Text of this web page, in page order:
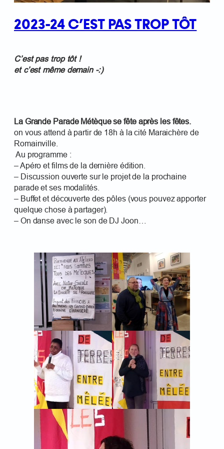
2023-24 C’EST PAS TROP TÔT
C’est pas trop tôt !
et c’est même demain -:)
La Grande Parade Métèque se fête après les fêtes.
on vous attend à partir de 18h à la cité Maraichère de
Romainville.
Au programme :
– Apéro et films de la dernière édition.
– Discussion ouverte sur le projet de la prochaine
parade et ses modalités.
– Buffet et découverte des pôles (vous pouvez apporter
quelque chose à partager).
– On danse avec le son de DJ Joon…